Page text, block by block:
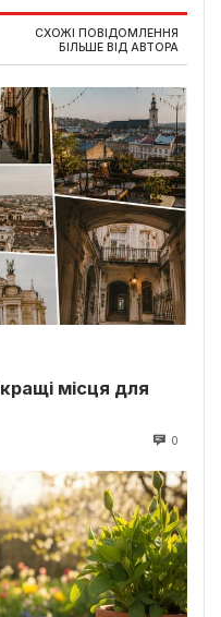
СХОЖІ ПОВІДОМЛЕННЯ
БІЛЬШЕ ВІД АВТОРА
місця для
0